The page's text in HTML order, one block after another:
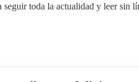
toda la actualidad y leer sin